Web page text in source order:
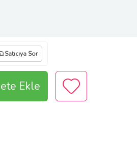
Satıcıya Sor
Ekle